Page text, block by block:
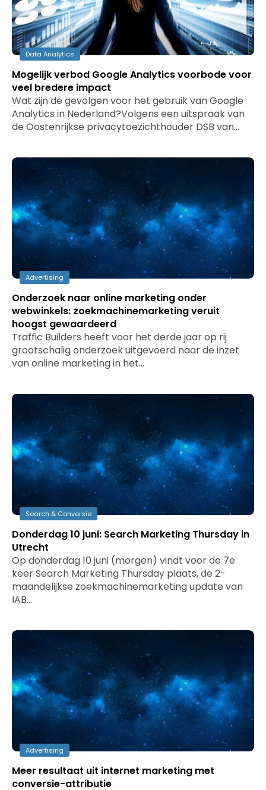
Data Analytics
Mogelijk verbod Google Analytics voorbode voor
veel bredere impact
Wat zijn de gevolgen voor het gebruik van Google
Analytics in Nederland?Volgens een uitspraak van
de Oostenrijkse privacytoezichthouder DSB van…
Advertising
Onderzoek naar online marketing onder
webwinkels: zoekmachinemarketing veruit
hoogst gewaardeerd
Traffic Builders heeft voor het derde jaar op rij
grootschalig onderzoek uitgevoerd naar de inzet
van online marketing in het…
Search & Conversie
Donderdag 10 juni: Search Marketing Thursday in
Utrecht
Op donderdag 10 juni (morgen) vindt voor de 7e
keer Search Marketing Thursday plaats, de 2-
maandelijkse zoekmachinemarketing update van
IAB…
Advertising
Meer resultaat uit internet marketing met
conversie-attributie